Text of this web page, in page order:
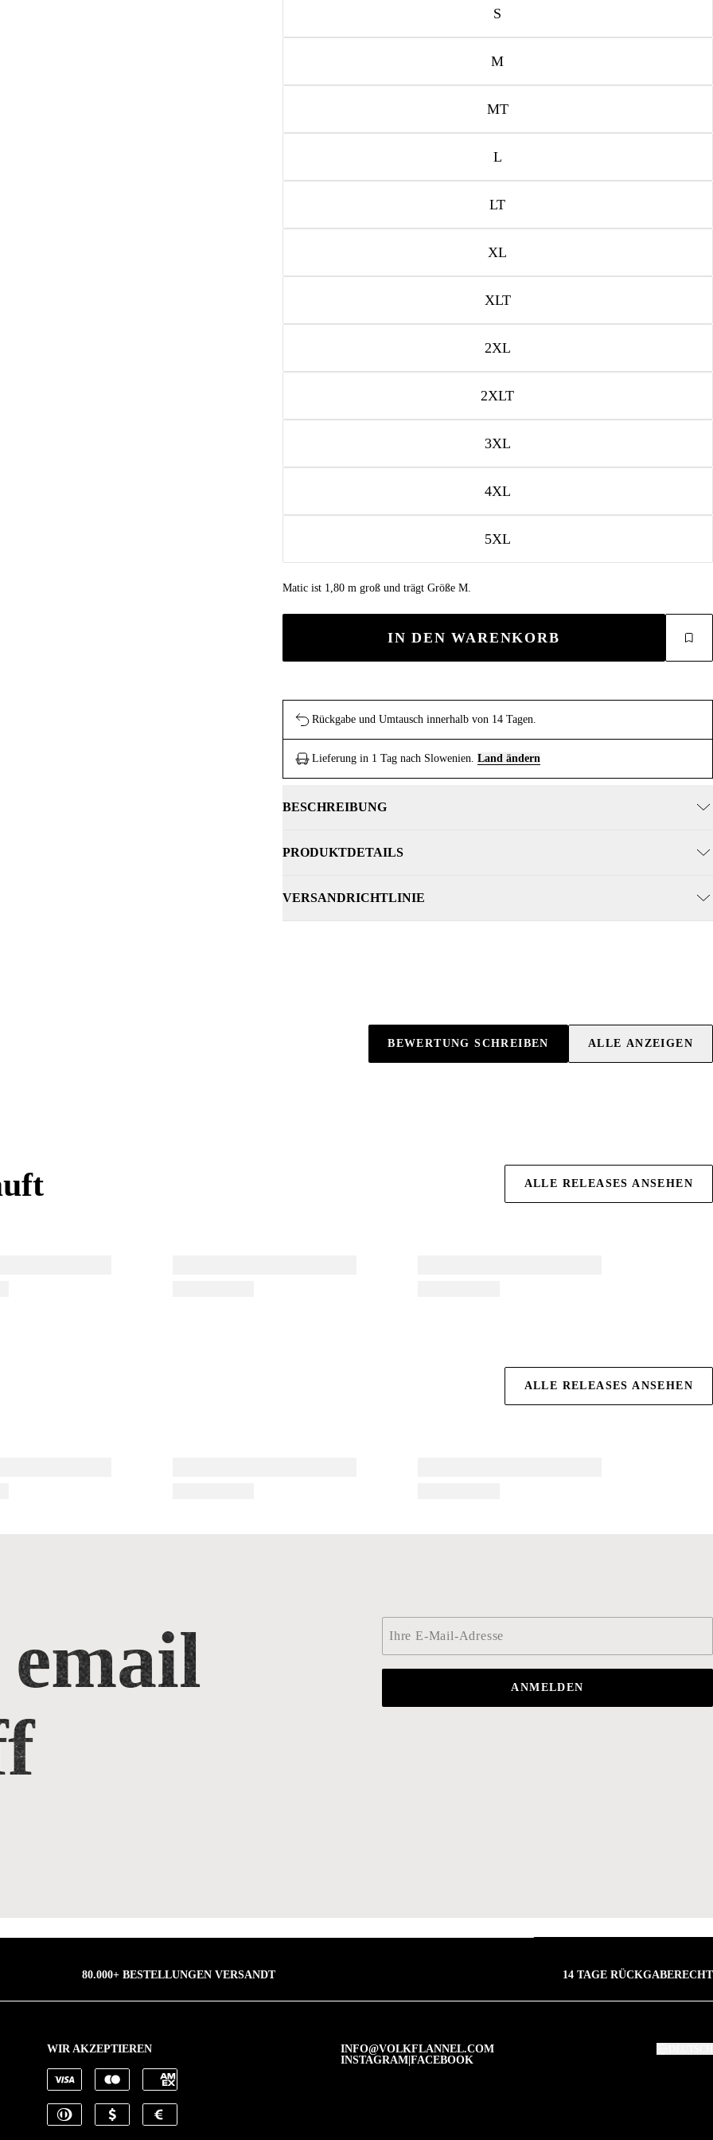
S
M
MT
L
LT
XL
XLT
2XL
2XLT
3XL
4XL
5XL
Matic ist 1,80 m groß und trägt Größe M.
IN DEN WARENKORB
Rückgabe und Umtausch innerhalb von 14 Tagen.
Lieferung in 1 Tag nach Slowenien. Land ändern
BESCHREIBUNG
PRODUKTDETAILS
VERSANDRICHTLINIE
BEWERTUNG SCHREIBEN ALLE ANZEIGEN
ALLE RELEASES ANSEHEN
ALLE RELEASES ANSEHEN
ANMELDEN
80.000+ BESTELLUNGEN VERSANDT 14 TAGE RÜCKGABERECHT
WIR AKZEPTIEREN
INFO@VOLKFLANNEL.COM
INSTAGRAM| FACEBOOK